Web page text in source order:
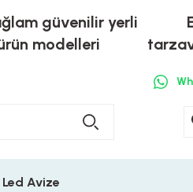
güvenilir yerli
modelleri
Led Avize